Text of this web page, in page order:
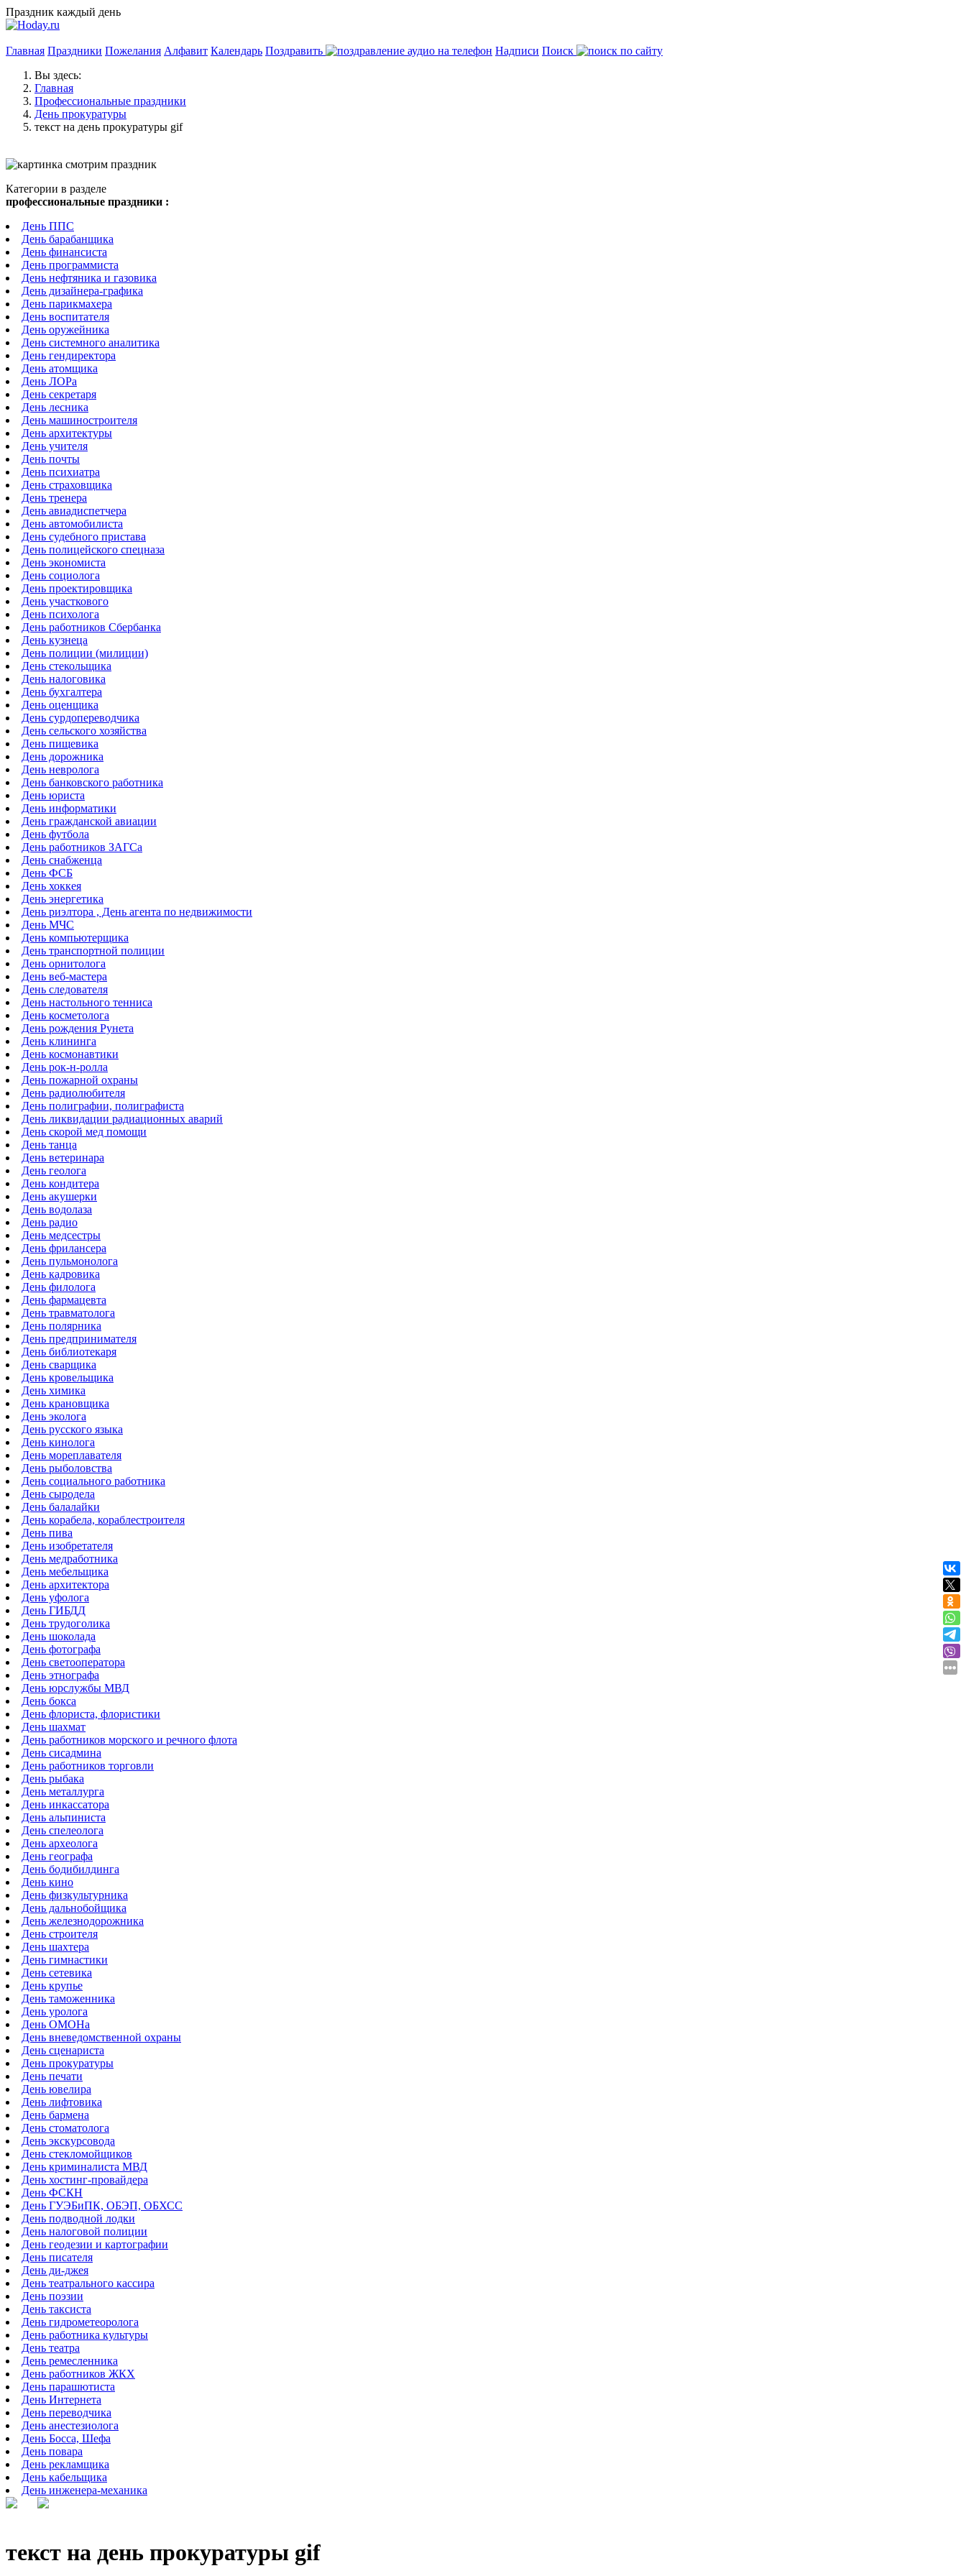
Праздник каждый день
Главная Праздники Пожелания Алфавит Календарь Поздравить Надписи Поиск
Вы здесь:
Главная
Профессиональные праздники
День прокуратуры
текст на день прокуратуры gif
Категории в разделе
профессиональные праздники :
День ППС
День барабанщика
День финансиста
День программиста
День нефтяника и газовика
День дизайнера-графика
День парикмахера
День воспитателя
День оружейника
День системного аналитика
День гендиректора
День атомщика
День ЛОРа
День секретаря
День лесника
День машиностроителя
День архитектуры
День учителя
День почты
День психиатра
День страховщика
День тренера
День авиадиспетчера
День автомобилиста
День судебного пристава
День полицейского спецназа
День экономиста
День социолога
День проектировщика
День участкового
День психолога
День работников Сбербанка
День кузнеца
День полиции (милиции)
День стекольщика
День налоговика
День бухгалтера
День оценщика
День сурдопереводчика
День сельского хозяйства
День пищевика
День дорожника
День невролога
День банковского работника
День юриста
День информатики
День гражданской авиации
День футбола
День работников ЗАГСа
День снабженца
День ФСБ
День хоккея
День энергетика
День риэлтора , День агента по недвижимости
День МЧС
День компьютерщика
День транспортной полиции
День орнитолога
День веб-мастера
День следователя
День настольного тенниса
День косметолога
День рождения Рунета
День клининга
День космонавтики
День рок-н-ролла
День пожарной охраны
День радиолюбителя
День полиграфии, полиграфиста
День ликвидации радиационных аварий
День скорой мед помощи
День танца
День ветеринара
День геолога
День кондитера
День акушерки
День водолаза
День радио
День медсестры
День фрилансера
День пульмонолога
День кадровика
День филолога
День фармацевта
День травматолога
День полярника
День предпринимателя
День библиотекаря
День сварщика
День кровельщика
День химика
День крановщика
День эколога
День русского языка
День кинолога
День мореплавателя
День рыболовства
День социального работника
День сыродела
День балалайки
День корабела, кораблестроителя
День пива
День изобретателя
День медработника
День мебельщика
День архитектора
День уфолога
День ГИБДД
День трудоголика
День шоколада
День фотографа
День светооператора
День этнографа
День юрслужбы МВД
День бокса
День флориста, флористики
День шахмат
День работников морского и речного флота
День сисадмина
День работников торговли
День рыбака
День металлурга
День инкассатора
День альпиниста
День спелеолога
День археолога
День географа
День бодибилдинга
День кино
День физкультурника
День дальнобойщика
День железнодорожника
День строителя
День шахтера
День гимнастики
День сетевика
День крупье
День таможенника
День уролога
День ОМОНа
День вневедомственной охраны
День сценариста
День прокуратуры
День печати
День ювелира
День лифтовика
День бармена
День стоматолога
День экскурсовода
День стекломойщиков
День криминалиста МВД
День хостинг-провайдера
День ФСКН
День ГУЭБиПК, ОБЭП, ОБХСС
День подводной лодки
День налоговой полиции
День геодезии и картографии
День писателя
День ди-джея
День театрального кассира
День поэзии
День таксиста
День гидрометеоролога
День работника культуры
День театра
День ремесленника
День работников ЖКХ
День парашютиста
День Интернета
День переводчика
День анестезиолога
День Босса, Шефа
День повара
День рекламщика
День кабельщика
День инженера-механика
текст на день прокуратуры gif